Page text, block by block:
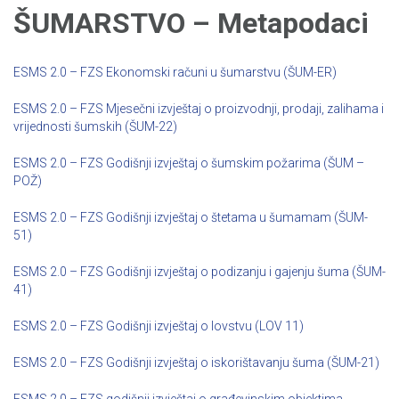
ŠUMARSTVO – Metapodaci
ESMS 2.0 – FZS Ekonomski računi u šumarstvu (ŠUM-ER)
ESMS 2.0 – FZS Mjesečni izvještaj o proizvodnji, prodaji, zalihama i
vrijednosti šumskih (ŠUM-22)
ESMS 2.0 – FZS Godišnji izvještaj o šumskim požarima (ŠUM –
POŽ)
ESMS 2.0 – FZS Godišnji izvještaj o štetama u šumamam (ŠUM-
51)
ESMS 2.0 – FZS Godišnji izvještaj o podizanju i gajenju šuma (ŠUM-
41)
ESMS 2.0 – FZS Godišnji izvještaj o lovstvu (LOV 11)
ESMS 2.0 – FZS Godišnji izvještaj o iskorištavanju šuma (ŠUM-21)